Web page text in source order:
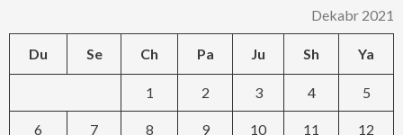
Dekabr 2021
Du Se Ch Pa Ju Sh Ya
1 2 3 4 5
6 7 8 9 10 11 12